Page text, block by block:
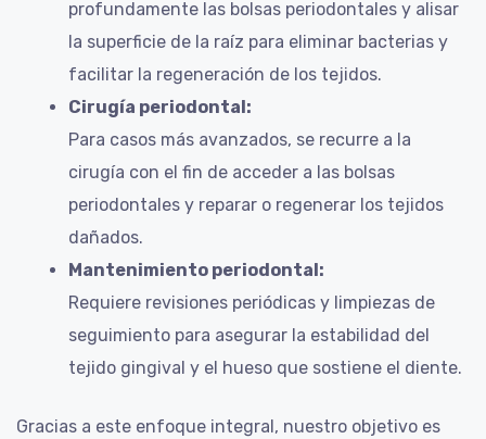
profundamente las bolsas periodontales y alisar
la superficie de la raíz para eliminar bacterias y
facilitar la regeneración de los tejidos.
Cirugía periodontal:
Para casos más avanzados, se recurre a la
cirugía con el fin de acceder a las bolsas
periodontales y reparar o regenerar los tejidos
dañados.
Mantenimiento periodontal:
Requiere revisiones periódicas y limpiezas de
seguimiento para asegurar la estabilidad del
tejido gingival y el hueso que sostiene el diente.
Gracias a este enfoque integral, nuestro objetivo es